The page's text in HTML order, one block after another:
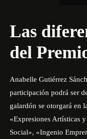
Las
del
Anabelle Gutiérrez
participación podrá ser
galardón se otorgará en
«Expresiones Artísticas
Social», «Ingenio